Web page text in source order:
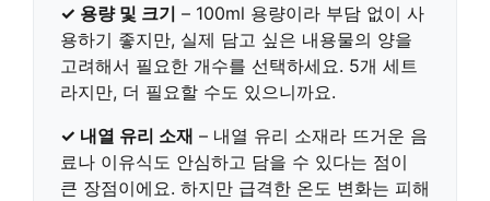
✓ 용량 및 크기 – 100ml 용량이라 부담 없이 사
용하기 좋지만, 실제 담고 싶은 내용물의 양을
고려해서 필요한 개수를 선택하세요. 5개 세트
라지만, 더 필요할 수도 있으니까요.
✓ 내열 유리 소재 – 내열 유리 소재라 뜨거운 음
료나 이유식도 안심하고 담을 수 있다는 점이
큰 장점이에요. 하지만 급격한 온도 변화는 피해